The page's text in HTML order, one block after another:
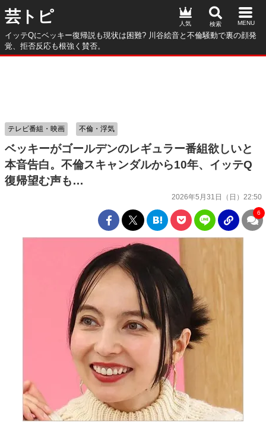
芸トピ
イッテQにベッキー復帰説も現状は困難? 川谷絵音と不倫騒動で裏の顔発
覚、拒否反応も根強く賛否。
人気
ベッキーがゴールデンのレギュラー番組欲しいと
本音告白。不倫スキャンダルから10年、イッテQ
復帰望む声も…
2026年5月31日（日）22:50
テレビ番組・映画 不倫・浮気
6